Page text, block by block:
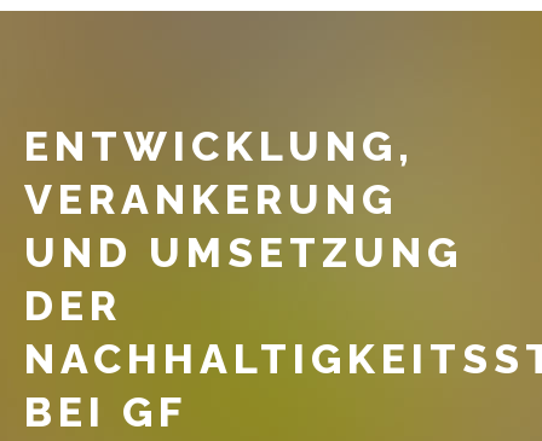
ENTWICKLUNG,
VERANKERUNG
UND UMSETZUNG
DER
BEI GF